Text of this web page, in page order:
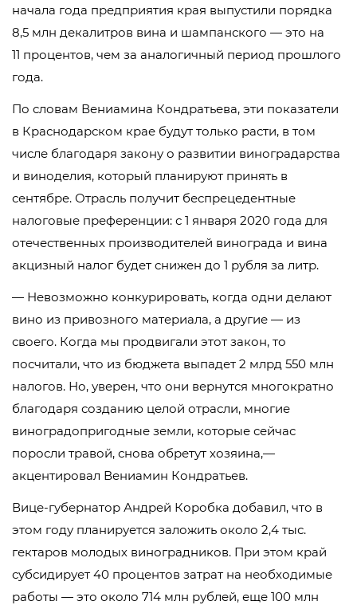
начала года предприятия края выпустили порядка
8,5 млн декалитров вина и шампанского — это на
11 процентов, чем за аналогичный период прошлого
года.
По словам Вениамина Кондратьева, эти показатели
в Краснодарском крае будут только расти, в том
числе благодаря закону о развитии виноградарства
и виноделия, который планируют принять в
сентябре. Отрасль получит беспрецедентные
налоговые преференции: с 1 января 2020 года для
отечественных производителей винограда и вина
акцизный налог будет снижен до 1 рубля за литр.
— Невозможно конкурировать, когда одни делают
вино из привозного материала, а другие — из
своего. Когда мы продвигали этот закон, то
посчитали, что из бюджета выпадет 2 млрд 550 млн
налогов. Но, уверен, что они вернутся многократно
благодаря созданию целой отрасли, многие
виноградопригодные земли, которые сейчас
поросли травой, снова обретут хозяина,—
акцентировал Вениамин Кондратьев.
Вице-губернатор Андрей Коробка добавил, что в
этом году планируется заложить около 2,4 тыс.
гектаров молодых виноградников. При этом край
субсидирует 40 процентов затрат на необходимые
работы — это около 714 млн рублей, еще 100 млн